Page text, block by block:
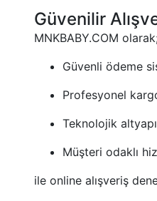
Güvenilir
MNKBABY.COM
Güvenli ödeme
Profesyonel
Teknolojik
Müşteri odaklı
ile online alışveriş